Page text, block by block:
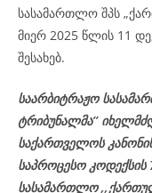
სასამართლო შპს
მიერ 2025 წლის 11
შესახებ.
საარბიტრაჟო
ტრიბუნალმა’’
საქართველოს
საპროცესო კოდექსის
სასამართლო